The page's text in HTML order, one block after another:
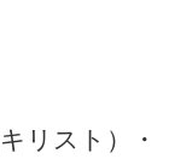
リスト）・